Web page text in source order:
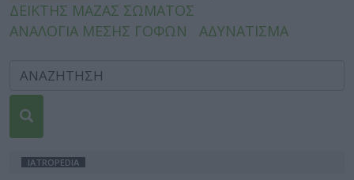
ΔΕΙΚΤΗΣ ΜΑΖΑΣ ΣΩΜΑΤΟΣ
ΑΝΑΛΟΓΙΑ ΜΕΣΗΣ ΓΟΦΩΝ
ΑΔΥΝΑΤΙΣΜΑ
IATROPEDIA